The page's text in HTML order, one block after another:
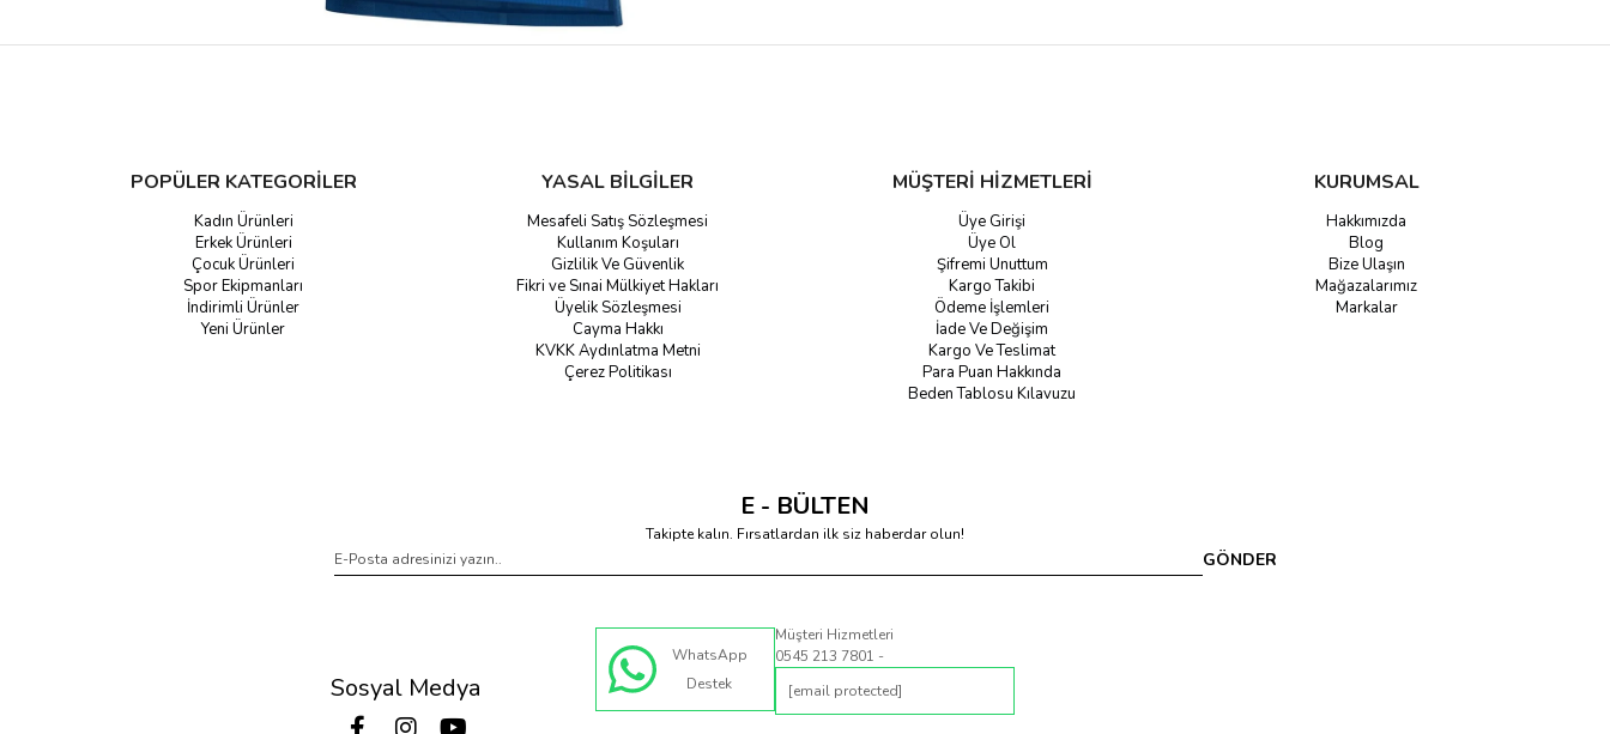
POPÜLER KATEGORİLER
Kadın Ürünleri
Erkek Ürünleri
Çocuk Ürünleri
Spor Ekipmanları
İndirimli Ürünler
Yeni Ürünler
YASAL BİLGİLER
Mesafeli Satış Sözleşmesi
Kullanım Koşuları
Gizlilik Ve Güvenlik
Fikri ve Sınai Mülkiyet Hakları
Üyelik Sözleşmesi
Cayma Hakkı
KVKK Aydınlatma Metni
Çerez Politikası
MÜŞTERİ HİZMETLERİ
Üye Girişi
Üye Ol
Şifremi Unuttum
Kargo Takibi
Ödeme İşlemleri
İade Ve Değişim
Kargo Ve Teslimat
Para Puan Hakkında
Beden Tablosu Kılavuzu
KURUMSAL
Hakkımızda
Blog
Bize Ulaşın
Mağazalarımız
Markalar
E - BÜLTEN
Takipte kalın. Fırsatlardan ilk siz haberdar olun!
GÖNDER
Sosyal Medya
WhatsApp
Destek
Müşteri Hizmetleri
0545 213 7801 -
[email protected]